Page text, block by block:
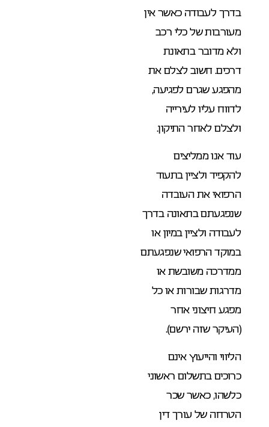
בדרך לעבודה כאשר אין
מעורבות של כלי רכב
ולא מדובר בתאונת
דרכים. חשוב לצלם את
מהפגע שגרם לפגיעה,
לדווח עליו לעירייה
ולצלם לאחר התיקון.
עוד אנו ממליצים
להקפיד ולציין בתעוד
הרפואי את העובדה
שנפגעתם בתאונה בדרך
לעבודה ולציין במיון או
במוקד הרפואי שנפגעתם
ממדרכה משובשת או
מדרגות שבורות או כל
מפגע חיצוני אחר
(העיקר שזה ירשם).
הליווי והייעוץ אינם
כרוכים בתשלום ראשוני
כלשהו, כאשר שכר
הטרחה של עורך דין